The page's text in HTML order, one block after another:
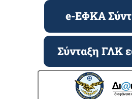
e-ΕΦΚΑ
Σύνταξη ΓΛΚ